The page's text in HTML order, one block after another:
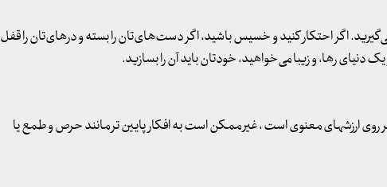
اگر احتکار کنید و خسیس باشید، اگر دست‌های‌تان را بسته و درهای‌تان را قفل
دنیای رها، و زیبا می‌خواهید، خودتان باید آن را بسازید.
روی ارزشهای معنوی است ، غیر ممکن است به افکار پایین تر مانند حرص و طمع یا